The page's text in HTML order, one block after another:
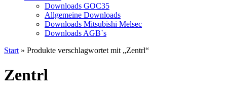
Downloads GOC35
Allgemeine Downloads
Downloads Mitsubishi Melsec
Downloads AGB`s
Start » Produkte verschlagwortet mit „Zentrl“
Zentrl